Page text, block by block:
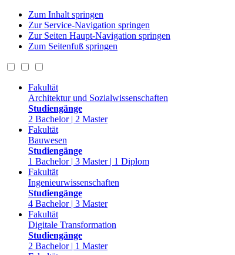
Zum Inhalt springen
Zur Service-Navigation springen
Zur Seiten Haupt-Navigation springen
Zum Seitenfuß springen
Fakultät
Architektur und Sozialwissenschaften
Studiengänge
2 Bachelor | 2 Master
Fakultät
Bauwesen
Studiengänge
1 Bachelor | 3 Master | 1 Diplom
Fakultät
Ingenieurwissenschaften
Studiengänge
4 Bachelor | 3 Master
Fakultät
Digitale Transformation
Studiengänge
2 Bachelor | 1 Master